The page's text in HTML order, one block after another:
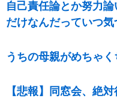
自己責任論とか努力
だけなんだっていつ
うちの母親がめちゃ
【悲報】同窓会、絶